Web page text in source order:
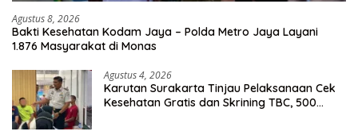
Agustus 8, 2026
Bakti Kesehatan Kodam Jaya – Polda Metro Jaya Layani
1.876 Masyarakat di Monas
Agustus 4, 2026
Karutan Surakarta Tinjau Pelaksanaan Cek
Kesehatan Gratis dan Skrining TBC, 500